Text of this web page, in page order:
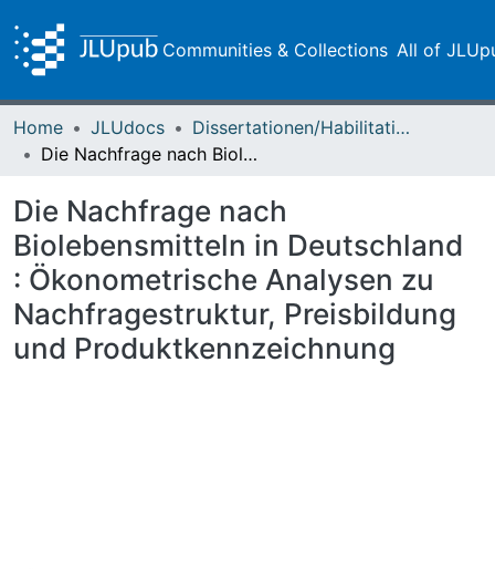
Communities & Collections All of
Home JLUdocs
Dissertationen/Habilitationen
Die Nachfrage nach Biolebensmitteln in Deutschland : Ökonometrische Analysen zu Nachfragestruktur, Preisbildung und Produktkennzeichnung
Die Nachfrage nach
Biolebensmitteln in Deutschland
: Ökonometrische Analysen zu
Nachfragestruktur, Preisbildung
und Produktkennzeichnung